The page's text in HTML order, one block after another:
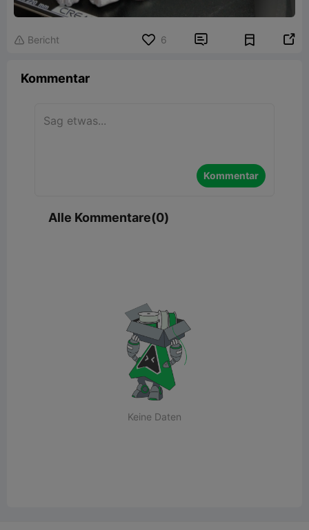
 Bericht 6  
Kommentar
Kommentar
Alle Kommentare(0)
Keine Daten